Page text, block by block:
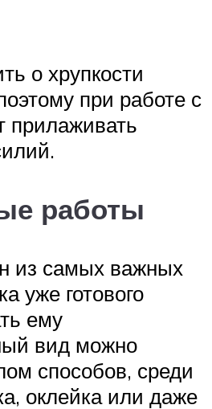
о хрупкости
при работе с
прилаживать
работы
из самых важных
уже готового
ему
вид можно
способов, среди
оклейка или даже